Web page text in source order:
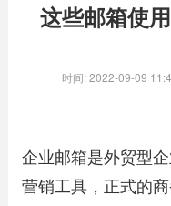
这些邮箱使
时间: 2022-09-09
企业邮箱是外贸型
营销工具，正式的